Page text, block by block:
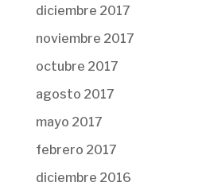
diciembre 2017
noviembre 2017
octubre 2017
agosto 2017
mayo 2017
febrero 2017
diciembre 2016